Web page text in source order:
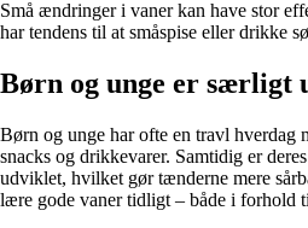
Små ændringer i vaner kan have stor
har tendens til at småspise eller drikke
Børn og unge er særligt
Børn og unge har ofte en travl hverdag
snacks og drikkevarer. Samtidig er
udviklet, hvilket gør tænderne mere
lære gode vaner tidligt – både i forhold